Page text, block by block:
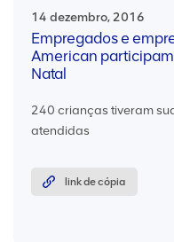
14 dezembro, 2016
Empregados e
American
Natal
240 crianças tiveram
atendidas
link de cópia